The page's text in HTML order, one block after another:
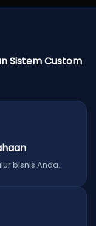
Sistem Custom
bisnis Anda.